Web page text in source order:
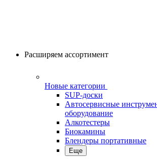
Расширяем ассортимент
Новые категории
SUP-доски
Автосервисные
оборудование
Алкотестеры
Биокамины
Блендеры портативные
Еще